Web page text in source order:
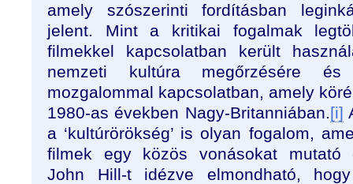
amely szószerinti fordításban
jelent. Mint a kritikai fogalmak
filmekkel kapcsolatban került
nemzeti kultúra megőrzésére és
mozgalommal kapcsolatban, amely
1980-as években Nagy-Britanniában.[i]
a ‘kultúrörökség’ is olyan fogalom,
filmek egy közös vonásokat mutató
John Hill-t idézve elmondható,